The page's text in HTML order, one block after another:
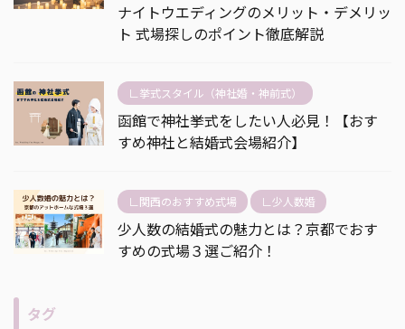
ナイトウエディングのメリット・デメリッ
ト 式場探しのポイント徹底解説
∟挙式スタイル（神社婚・神前式）
函館で神社挙式をしたい人必見！【おす
すめ神社と結婚式会場紹介】
∟関西のおすすめ式場 ∟少人数婚
少人数の結婚式の魅力とは？京都でおす
すめの式場３選ご紹介！
タグ